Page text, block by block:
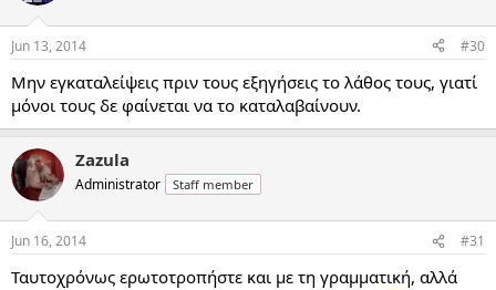
Jun 13, 2014 #30
Μην εγκαταλείψεις πριν τους εξηγήσεις το λάθος τους, γιατί
μόνοι τους δε φαίνεται να το καταλαβαίνουν.
Zazula
Administrator Staff member
Jun 16, 2014 #31
Ταυτοχρόνως ερωτοτροπήστε και με τη γραμματική, αλλά